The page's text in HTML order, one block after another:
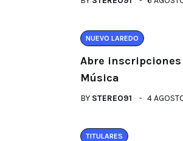
NUEVO LAREDO
Abre inscripciones
Música
BY STEREO91 4
TITULARES